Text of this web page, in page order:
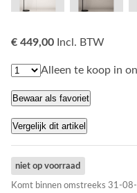
€ 449,00 Incl. BTW
Alleen te koop in
Bewaar als favoriet
Vergelijk dit artikel
niet op voorraad
Komt binnen omstreeks 31-